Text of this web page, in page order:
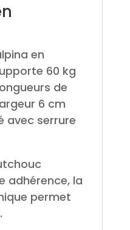
en
60 kg
de
6 cm
avec serrure
adhérence, la
permet